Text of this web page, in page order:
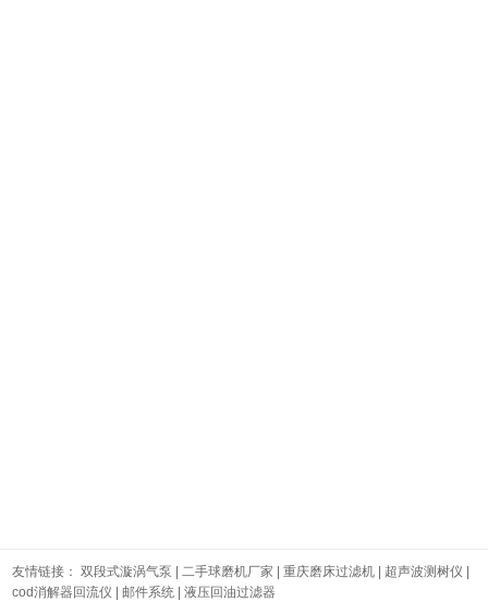
友情链接：双段式漩涡气泵 |二手球磨机厂家 |重庆磨床过滤机 超声波测树仪
cod消解器回流仪 |邮件系统 |液压回油过滤器